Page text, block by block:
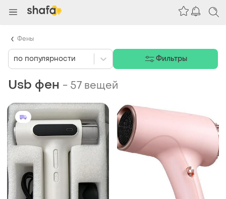
Usb фен - 57 вещей
по популярности Фильтры
Фены